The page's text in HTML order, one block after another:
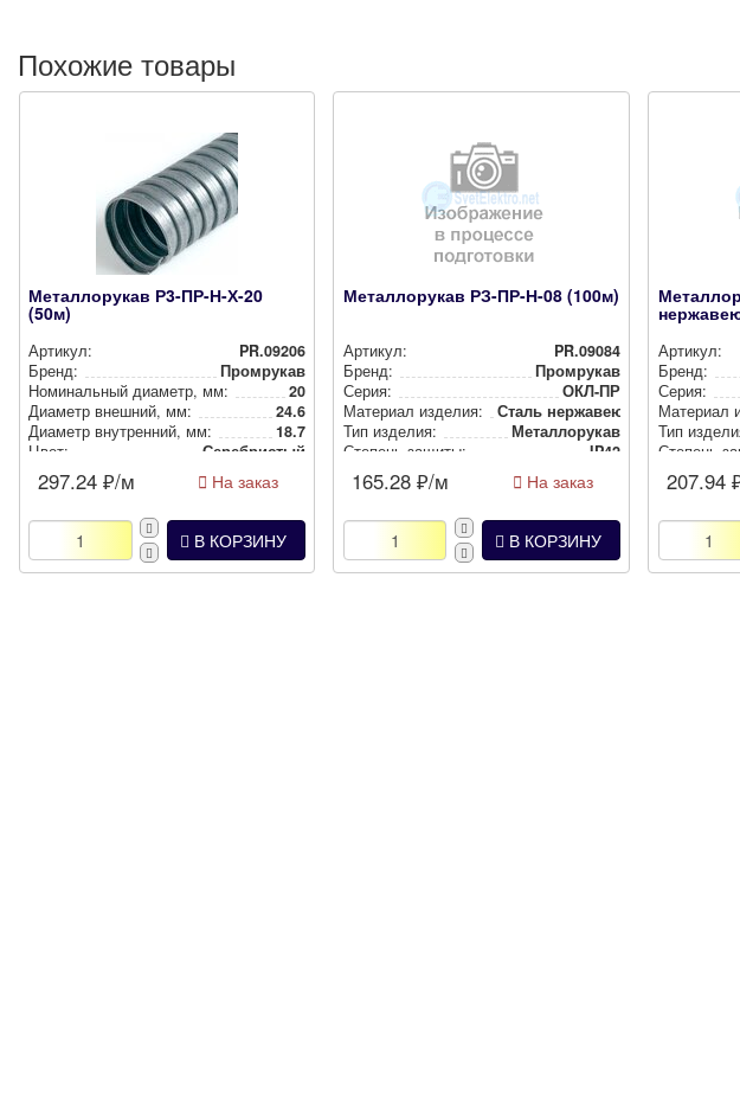
Похожие товары
Металлорукав Р3-ПР-Н-Х-20
(50м)
Артикул:
PR.09206
Бренд:
Промрукав
Номи­наль­ный диаметр, мм:
20
Диаметр внешний, мм:
24.6
Диаметр внут­рен­ний, мм:
18.7
Цвет:
Сереб­рис­тый
297.24 ₽/м На заказ
В КОРЗИНУ
Металлорукав РЗ-ПР-Н-08 (100м)
Артикул:
PR.09084
Бренд:
Промрукав
Серия:
ОКЛ-ПР
Материал изделия:
Сталь нер­жа­ве­ющая (INOX)
Тип изделия:
Метал­ло­ру­кав
Степень защиты:
IP42
165.28 ₽/м На заказ
В КОРЗИНУ
Артикул:
Бренд:
Серия:
Материал
Тип
Степень
207.94